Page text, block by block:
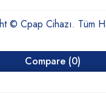
© Cpap Cihazı. Tüm
Compare (0)